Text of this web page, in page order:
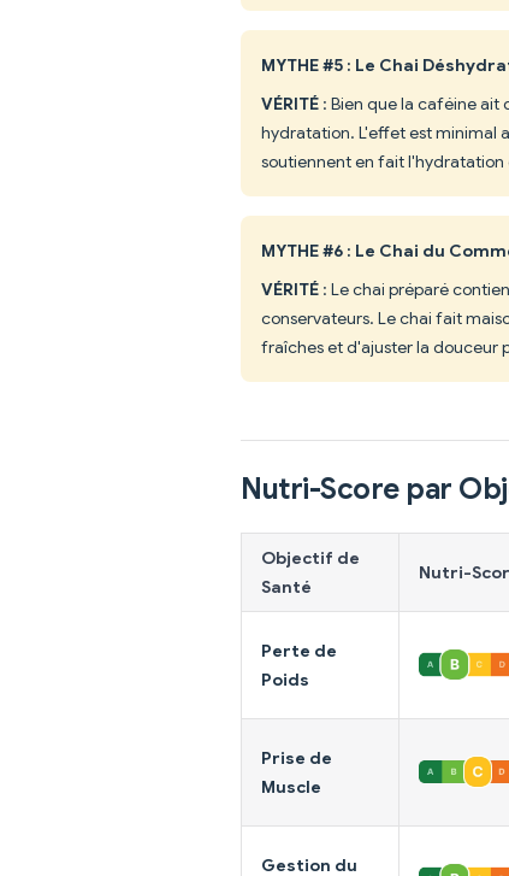
MYTHE #5 : Le Chai
VÉRITÉ : Bien que la caféine ait
hydratation. L'effet est minimal
soutiennent en fait
MYTHE #6 : Le Chai du
VÉRITÉ : Le chai préparé
conservateurs. Le chai fait
fraîches et d'ajuster la douceur
Nutri-Score par
Objectif de
Santé
Nutri-
Perte de
Poids
Prise de
Muscle
Gestion du